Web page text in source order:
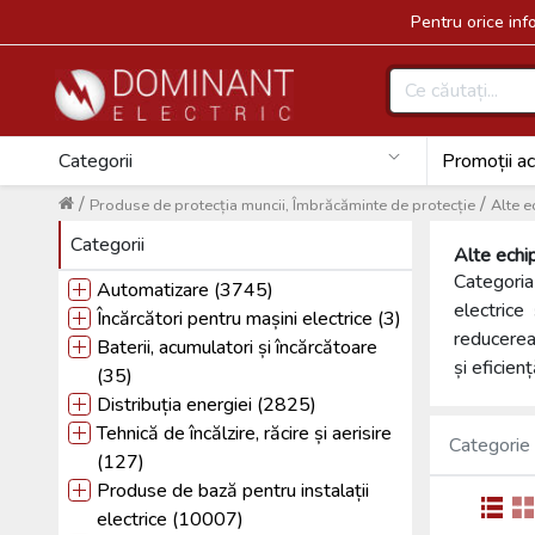
Pentru orice
Categorii Promoții
Alte
/
Produse de protecția muncii, Îmbrăcăminte de protecție
/
Categorii
Automatizare (3745)
Încărcători pentru mașini electrice (3)
Baterii, acumulatori și încărcătoare
(35)
Distribuția energiei (2825)
Tehnică de încălzire, răcire și aerisire
(127)
Produse de bază pentru instalații
electrice (10007)
Alte
electrice
și
Categorie